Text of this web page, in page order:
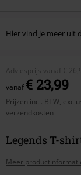
Hier vind je meer uit
Adviesprijs vanaf €
vanaf€ 23,99
Prijzen incl. BTW,
verzendkosten
Legends T-
Meer